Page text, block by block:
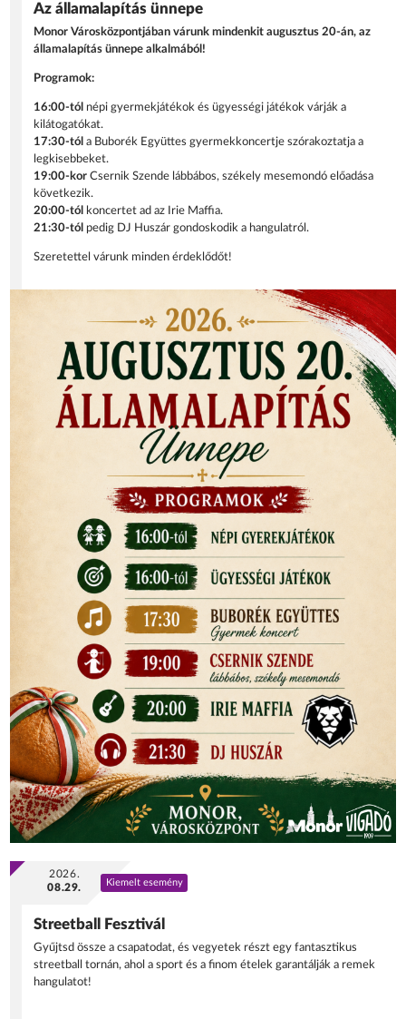
Az államalapítás ünnepe
Monor Városközpontjában várunk mindenkit augusztus 20-án, az
államalapítás ünnepe alkalmából!
Programok:
16:00-tól népi gyermekjátékok és ügyességi játékok várják a
kilátogatókat.
17:30-tól a Buborék Együttes gyermekkoncertje szórakoztatja a
legkisebbeket.
19:00-korCsernik Szende lábbábos, székely mesemondó előadása
következik.
20:00-tól
koncertet ad az Irie Maffia.
21:30-tól pedig DJ Huszár gondoskodik a hangulatról.
Szeretettel várunk minden érdeklődőt!
2026.
08.29.
Kiemelt esemény
Streetball Fesztivál
Gyűjtsd össze a csapatodat, és vegyetek részt egy fantasztikus
streetball tornán, ahol a sport és a finom ételek garantálják a remek
hangulatot!